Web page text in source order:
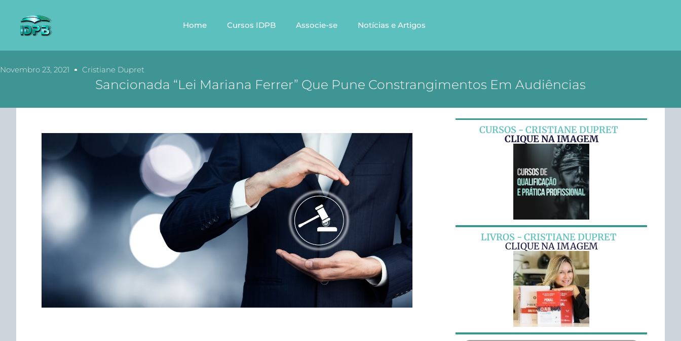
Home Cursos IDPB Associe-se Notícias e Artigos
Novembro 23, 2021 Cristiane Dupret
Sancionada “Lei Mariana Ferrer” Que Pune Constrangimentos Em Audiências
CURSOS - CRISTIANE DUPRET
CLIQUE NA IMAGEM
LIVROS - CRISTIANE DUPRET
CLIQUE NA IMAGEM